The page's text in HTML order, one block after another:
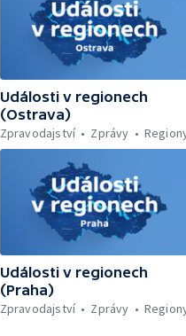
Události v regionech
(Ostrava)
Zpravodajství
Zprávy
Události v regionech
(Praha)
Zpravodajství
Zprávy